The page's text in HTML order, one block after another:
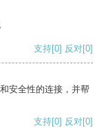
支持[0] 反对[0]
安全性的连接，并帮
支持[0] 反对[0]